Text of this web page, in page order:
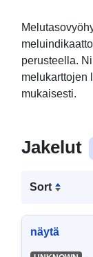
perusteella.
melukarttojen
mukaisesti.
Jakelut
Sort
näytä